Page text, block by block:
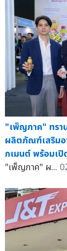
"เพ็ญภาค" ทรา
ผลิตภัณฑ์เสริมอ
กเมนต์ พร้อมเปิ
"เพ็ญภาค" ผ...